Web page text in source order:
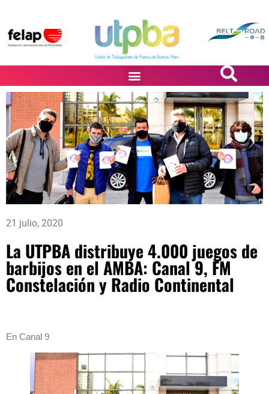
21 julio, 2020
La UTPBA distribuye 4.000 juegos de
barbijos en el AMBA: Canal 9, FM
Constelación y Radio Continental
En Canal 9